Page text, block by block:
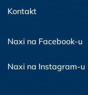
Kontakt
Naxi na Facebook-u
Naxi na Instagram-u